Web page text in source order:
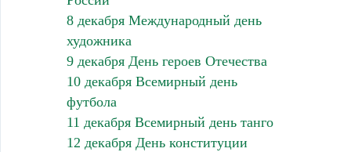
8 декабря Международный день
художника
9 декабря День героев Отечества
10 декабря Всемирный день
футбола
11 декабря Всемирный день танго
12 декабря День конституции